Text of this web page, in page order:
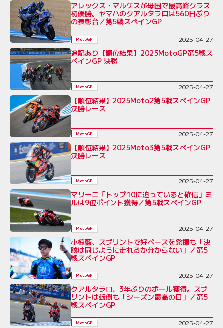
アレックス・マルケスが母国で最高峰クラス
初優勝。ヤマハのクアルタラロは560日ぶり
の表彰台／第5戦スペインGP
MotoGP 2025-04-27
追記あり【順位結果】2025MotoGP第5戦ス
ペインGP 決勝
MotoGP 2025-04-27
【順位結果】2025Moto2第5戦スペインGP
決勝レース
MotoGP 2025-04-27
【順位結果】2025Moto3第5戦スペインGP
決勝レース
MotoGP 2025-04-27
マリーニ「トップ10に迫っていると確信」ミ
ルは9位ポイント獲得／第5戦スペインGP
MotoGP 2025-04-27
小椋藍、スプリントで好ペースを発揮も「決
勝は同じように走れるか分からない」／第5
戦スペインGP
MotoGP 2025-04-27
クアルタラロ、3年ぶりのポール獲得。スプ
リントは転倒も「シーズン最高の日」／第5
戦スペインGP
MotoGP 2025-04-27